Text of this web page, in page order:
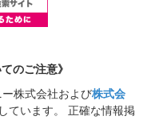
のご注意》
株式会社および株式会
ています。 正確な情報掲